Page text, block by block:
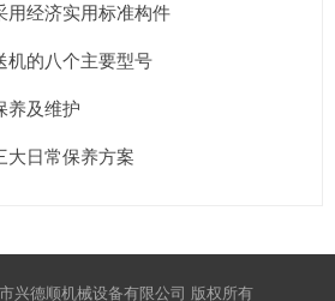
用经济实用标准构件
机的八个主要型号
养及维护
大日常保养方案
兴德顺机械设备有限公司 版权所有